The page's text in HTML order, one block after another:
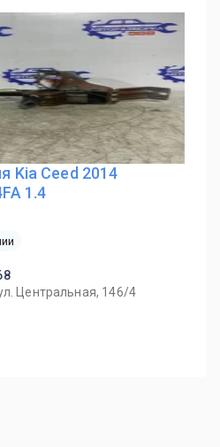
Kia Ceed 2014
1.4
Центральная, 146/4